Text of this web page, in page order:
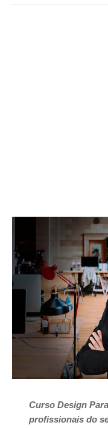
Curso Design
profissionais do